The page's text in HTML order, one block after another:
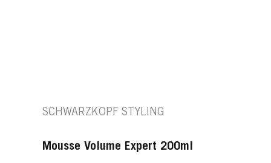
SCHWARZKOPF STYLING
Mousse Volume Expert 200ml